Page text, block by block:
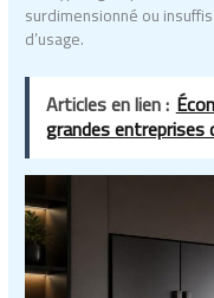
surdimensionné ou
d’usage.
Articles en lien :
grandes entreprises